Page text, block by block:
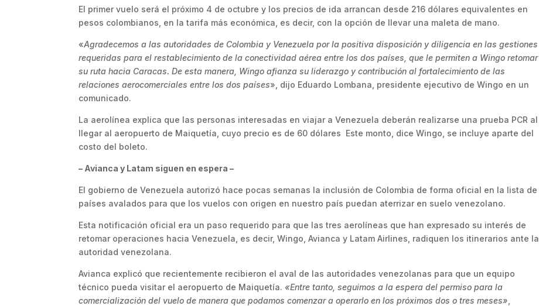
El primer vuelo será el próximo 4 de octubre y los precios de ida arrancan desde 216 dólares equivalentes en
pesos colombianos, en la tarifa más económica, es decir, con la opción de llevar una maleta de mano.
«Agradecemos a las autoridades de Colombia y Venezuela por la positiva disposición y diligencia en las gestiones
requeridas para el restablecimiento de la conectividad aérea entre los dos países, que le permiten a Wingo retomar
su ruta hacia Caracas. De esta manera, Wingo afianza su liderazgo y contribución al fortalecimiento de las
relaciones aerocomerciales entre los dos países», dijo Eduardo Lombana, presidente ejecutivo de Wingo en un
comunicado.
La aerolínea explica que las personas interesadas en viajar a Venezuela deberán realizarse una prueba PCR al
llegar al aeropuerto de Maiquetía, cuyo precio es de 60 dólares Este monto, dice Wingo, se incluye aparte del
costo del boleto.
– Avianca y Latam siguen en espera –
El gobierno de Venezuela autorizó hace pocas semanas la inclusión de Colombia de forma oficial en la lista de
países avalados para que los vuelos con origen en nuestro país puedan aterrizar en suelo venezolano.
Esta notificación oficial era un paso requerido para que las tres aerolíneas que han expresado su interés de
retomar operaciones hacia Venezuela, es decir, Wingo, Avianca y Latam Airlines, radiquen los itinerarios ante la
autoridad venezolana.
Avianca explicó que recientemente recibieron el aval de las autoridades venezolanas para que un equipo
técnico pueda visitar el aeropuerto de Maiquetía. «Entre tanto, seguimos a la espera del permiso para la
comercialización del vuelo de manera que podamos comenzar a operarlo en los próximos dos o tres meses»